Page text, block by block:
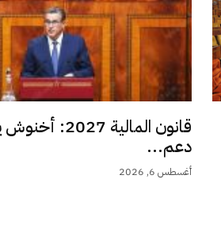
قانون المالية
دعم...
أغسطس 6, 2026